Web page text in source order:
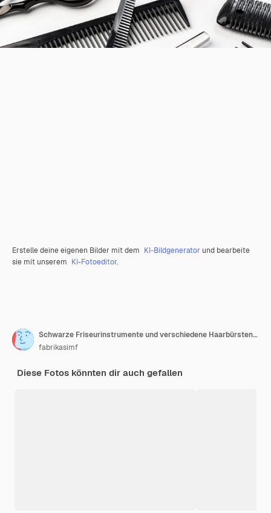
Erstelle deine eigenen Bilder mit dem KI-Bildgenerator und bearbeite
sie mit unserem KI-Fotoeditor.
Schwarze Friseurinstrumente und verschiedene Haarbürsten auf weißem Hintergrund
fabrikasimf
Diese Fotos könnten dir auch gefallen